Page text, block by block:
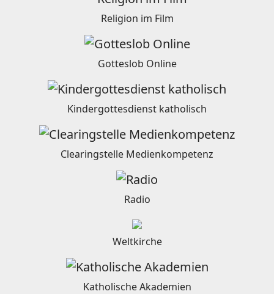
Religion im Film
Gotteslob Online
Kindergottesdienst katholisch
Clearingstelle Medienkompetenz
Radio
Weltkirche
Katholische Akademien